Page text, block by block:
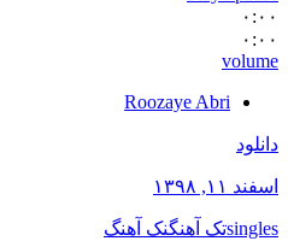
۰:۰۰
۰:۰۰
volume
Roozaye Abri
دانلود
اسفند ۱۱, ۱۳۹۸
singlesتک آهنگنک آهنگ